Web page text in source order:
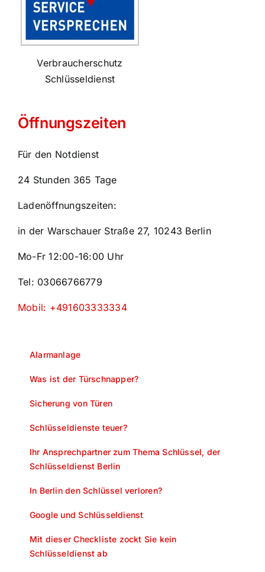
Verbraucherschutz
Schlüsseldienst
Öffnungszeiten
Für den Notdienst
24 Stunden 365 Tage
Ladenöffnungszeiten:
in der Warschauer Straße 27, 10243 Berlin
Mo-Fr 12:00-16:00 Uhr
Tel: 03066766779
Mobil: +491603333334
Alarmanlage
Was ist der Türschnapper?
Sicherung von Türen
Schlüsseldienste teuer?
Ihr Ansprechpartner zum Thema Schlüssel, der
Schlüsseldienst Berlin
In Berlin den Schlüssel verloren?
Google und Schlüsseldienst
Mit dieser Checkliste zockt Sie kein
Schlüsseldienst ab